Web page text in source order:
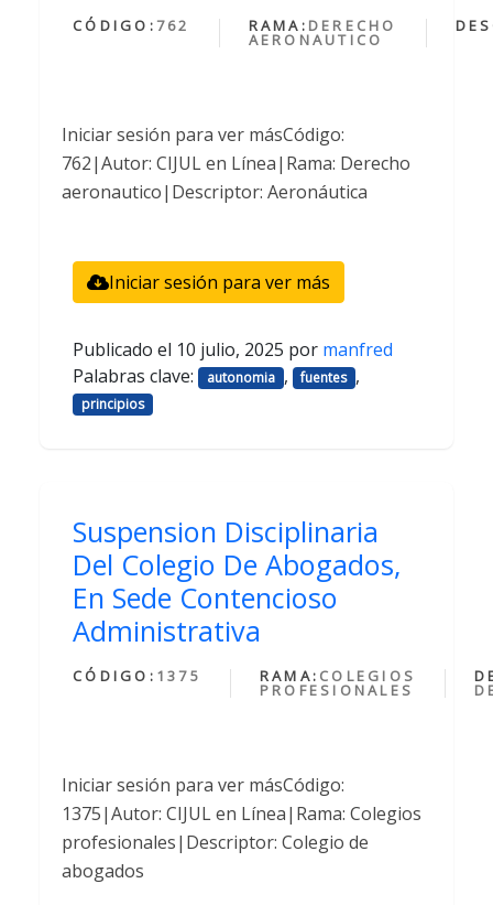
CÓDIGO: 762 RAMA: DERECHO
AERONAUTICO
Iniciar sesión para ver másCódigo:
762|Autor: CIJUL en Línea|Rama: Derecho
aeronautico|Descriptor: Aeronáutica
Iniciar sesión para ver más
Publicado el 10 julio, 2025 por manfred
Palabras clave:
autonomia , fuentes ,
principios
Suspension Disciplinaria
Del Colegio De Abogados,
En Sede Contencioso
Administrativa
CÓDIGO: 1375 RAMA: COLEGIOS
PROFESIONALES
Iniciar sesión para ver másCódigo:
1375|Autor: CIJUL en Línea|Rama: Colegios
profesionales|Descriptor: Colegio de
abogados